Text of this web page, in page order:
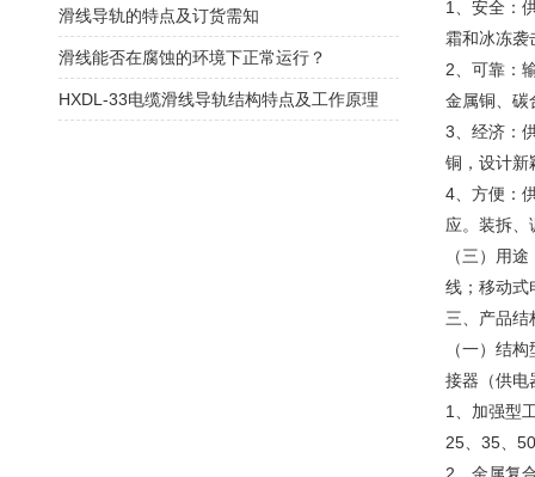
1、安全：
霜和冰冻袭
2、可靠：
金属铜、碳
3、经济：
铜，设计新
4、方便：
应。装拆、
（三）用
线；移动式
三、产品结
（一）结
接器（供电
1、加强型
25、35、
滑线导轨的特点及订货需知
滑线能否在腐蚀的环境下正常运行？
HXDL-33电缆滑线导轨结构特点及工作原理